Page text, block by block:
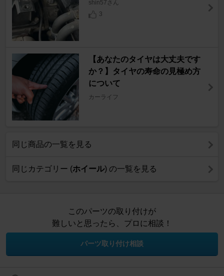
shin57さん
3
【あなたのタイヤは大丈夫です
か？】タイヤの寿命の見極め方
について
カーライフ
同じ商品の一覧を見る
同じカテゴリー (ホイール) の一覧を見る
このパーツの取り付けが
難しいと思ったら、プロに相談！
パーツ取り付け相談